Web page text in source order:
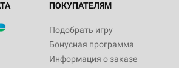
ПОКУПАТЕЛЯМ
Подобрать игру
Бонусная программа
Информация о заказе